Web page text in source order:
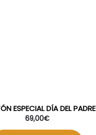
ESPECIAL DÍA DEL PADRE
69,00€